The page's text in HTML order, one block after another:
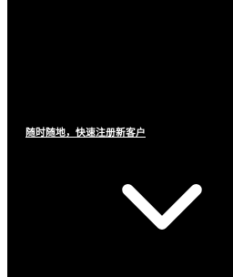
随时随地，快速注册新客户